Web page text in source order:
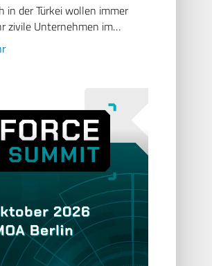
in der Türkei wollen immer
zivile Unternehmen im…